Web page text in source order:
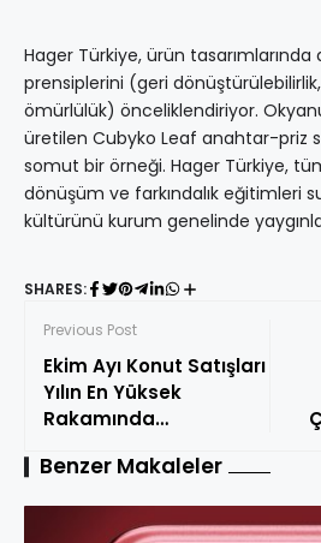
Hager Türkiye, ürün
prensiplerini (geri
ömürlülük) önceliklendiriyor.
üretilen Cubyko Leaf anahtar-priz
somut bir örneği. Hager Türkiye,
dönüşüm ve farkındalık eğitimleri
kültürünü kurum genelinde
SHARES:
Previous Post
Ekim Ayı Konut Satışları
Yılın En Yüksek
Rakamında
Satılmayı Bekleyen
Benzer Makaleler